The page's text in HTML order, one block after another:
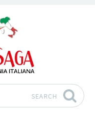
SEARCH